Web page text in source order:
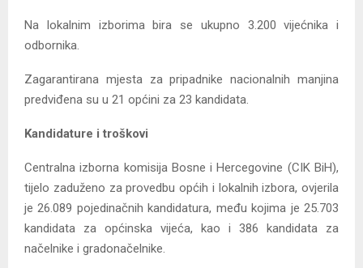
Na lokalnim izborima bira se ukupno 3.200 vijećnika i
odbornika.
Zagarantirana mjesta za pripadnike nacionalnih manjina
predviđena su u 21 općini za 23 kandidata.
Kandidature i troškovi
Centralna izborna komisija Bosne i Hercegovine (CIK BiH),
tijelo zaduženo za provedbu općih i lokalnih izbora, ovjerila
je 26.089 pojedinačnih kandidatura, među kojima je 25.703
kandidata za općinska vijeća, kao i 386 kandidata za
načelnike i gradonačelnike.